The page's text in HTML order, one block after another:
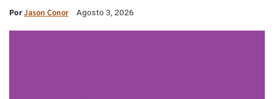
PorJason Conor Agosto 3, 2026